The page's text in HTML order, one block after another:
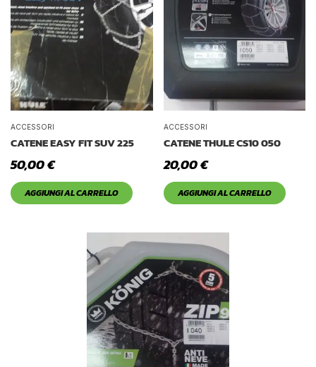
ACCESSORI
CATENE EASY FIT SUV 225
50,00€
AGGIUNGI AL CARRELLO
ACCESSORI
CATENE THULE CS10 050
20,00€
AGGIUNGI AL CARRELLO